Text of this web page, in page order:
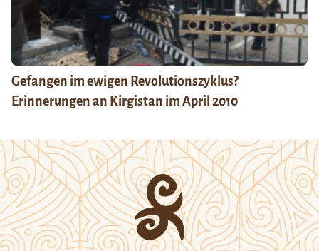
Gefangen im ewigen Revolutionszyklus?
Erinnerungen an Kirgistan im April 2010